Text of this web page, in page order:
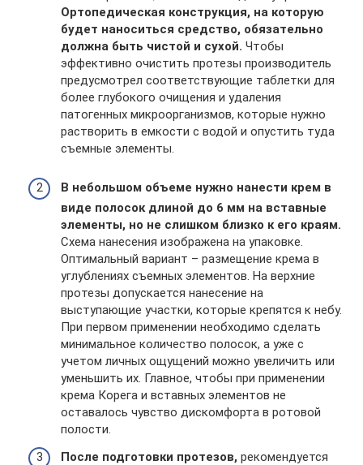
Ортопедическая конструкция, на которую
будет наноситься средство, обязательно
должна быть чистой и сухой. Чтобы
эффективно очистить протезы производитель
предусмотрел соответствующие таблетки для
более глубокого очищения и удаления
патогенных микроорганизмов, которые нужно
растворить в емкости с водой и опустить туда
съемные элементы.
В небольшом объеме нужно нанести крем в
виде полосок длиной до 6 мм на вставные
элементы, но не слишком близко к его краям.
Схема нанесения изображена на упаковке.
Оптимальный вариант – размещение крема в
углублениях съемных элементов. На верхние
протезы допускается нанесение на
выступающие участки, которые крепятся к небу.
При первом применении необходимо сделать
минимальное количество полосок, а уже с
учетом личных ощущений можно увеличить или
уменьшить их. Главное, чтобы при применении
крема Корега и вставных элементов не
оставалось чувство дискомфорта в ротовой
полости.
После подготовки протезов, рекомендуется